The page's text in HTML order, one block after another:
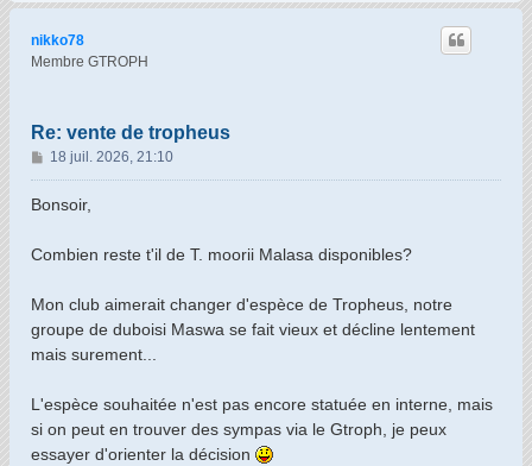
u
nikko78
Membre GTROPH
Re: vente de tropheus
M
e
s
g
18 juil. 2026, 21:10
Bonsoir,
Combien reste t'il de T. moorii Malasa disponibles?
Mon club aimerait changer d'espèce de Tropheus, notre
groupe de duboisi Maswa se fait vieux et décline lentement
mais surement...
L'espèce souhaitée n'est pas encore statuée en interne, mais
si on peut en trouver des sympas via le Gtroph, je peux
essayer d'orienter la décision